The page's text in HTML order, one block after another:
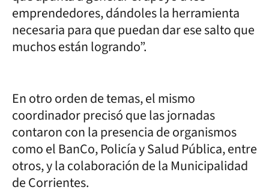
emprendedores, dándoles la herramienta
necesaria para que puedan dar ese salto que
muchos están logrando”.
En otro orden de temas, el mismo
coordinador precisó que las jornadas
contaron con la presencia de organismos
como el BanCo, Policía y Salud Pública, entre
otros, y la colaboración de la Municipalidad
de Corrientes.